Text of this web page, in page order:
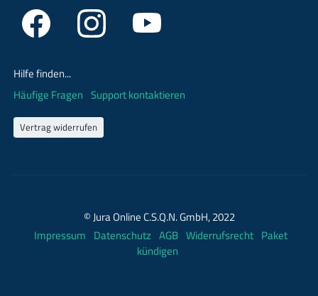
Hilfe finden...
Häufige Fragen Support kontaktieren
Vertrag widerrufen
© Jura Online C.S.Q.N. GmbH, 2022
Impressum Datenschutz AGB Widerrufsrecht Paket
kündigen